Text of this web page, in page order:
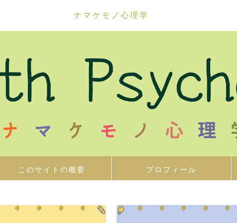
ナマケモノ心理学
このサイトの概要 プロフィール